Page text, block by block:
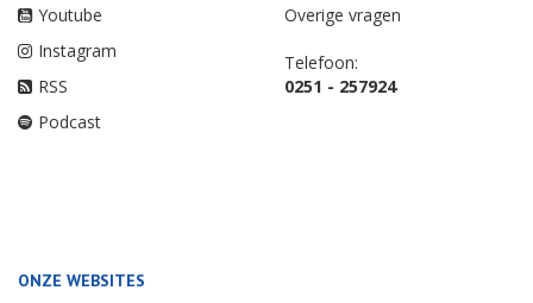
Youtube
Instagram
RSS
Podcast
Overige vragen
Telefoon:
0251 - 257924
ONZE WEBSITES